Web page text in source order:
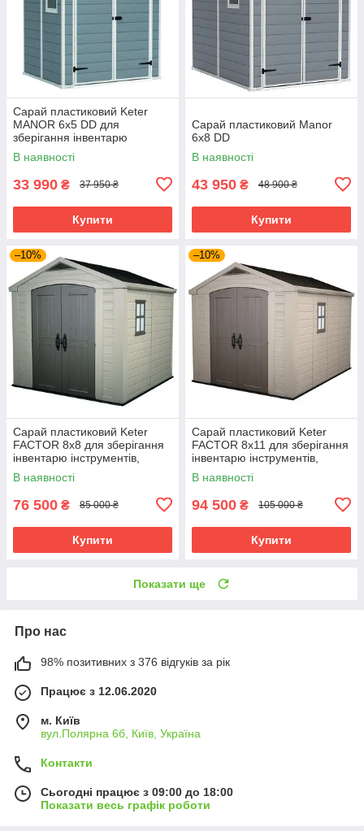
Сарай пластиковий Keter
MANOR 6x5 DD для
зберігання інвентарю
інструментів, садовий
будиночок, хозблок, сірий
В наявності
33 990 ₴ 37 950 ₴
Купити
Сарай пластиковий Manor
6x8 DD
В наявності
43 950 ₴ 48 900 ₴
Купити
–10%
Сарай пластиковий Keter
FACTOR 8x8 для зберігання
інвентарю інструментів,
садовий будиночок, госпблок,
бежевий
В наявності
76 500 ₴ 85 000 ₴
Купити
–10%
Сарай пластиковий Keter
FACTOR 8x11 для зберігання
інвентарю інструментів,
садовий будиночок, госпблок,
бежевий
В наявності
94 500 ₴ 105 000 ₴
Купити
Показати ще
Про нас
98% позитивних з 376 відгуків за рік
Працює з 12.06.2020
м. Київ
вул.Полярна 6б, Київ, Україна
Контакти
Сьогодні працює з 09:00 до 18:00
Показати весь графік роботи